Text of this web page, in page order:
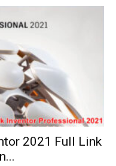
2021 Full Link